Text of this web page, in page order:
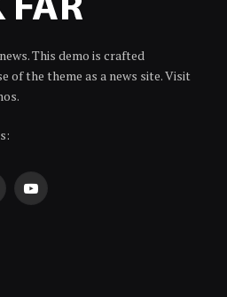
This demo is crafted
of the theme as a news site. Visit
YouTube